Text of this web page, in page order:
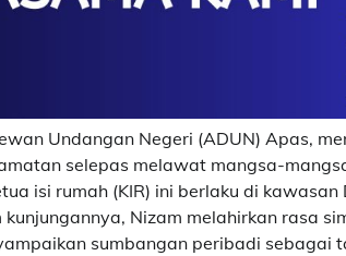
Undangan Negeri (ADUN) Apas,
selepas melawat mangsa-
isi rumah (KIR) ini berlaku di kawasan
Nizam melahirkan rasa
sumbangan peribadi sebagai